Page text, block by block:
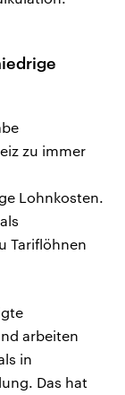
zu immer
Lohnkosten.
Tariflöhnen
arbeiten
in
Das hat